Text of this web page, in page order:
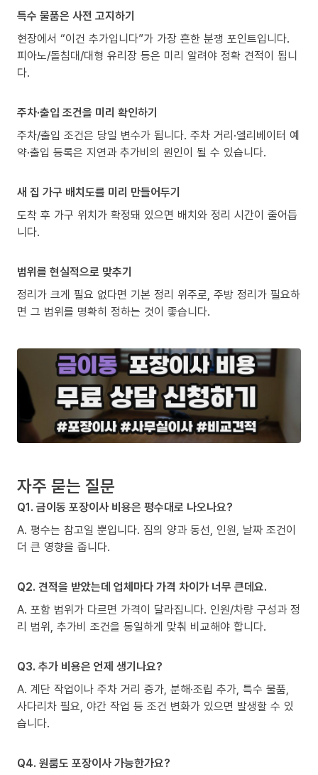
특수 물품은 사전 고지하기
현장에서 “이건 추가입니다”가 가장 흔한 분쟁 포인트입니다.
피아노/돌침대/대형 유리장 등은 미리 알려야 정확 견적이 됩니
다.
주차·출입 조건을 미리 확인하기
주차/출입 조건은 당일 변수가 됩니다. 주차 거리·엘리베이터 예
약·출입 등록은 지연과 추가비의 원인이 될 수 있습니다.
새 집 가구 배치도를 미리 만들어두기
도착 후 가구 위치가 확정돼 있으면 배치와 정리 시간이 줄어듭
니다.
범위를 현실적으로 맞추기
정리가 크게 필요 없다면 기본 정리 위주로, 주방 정리가 필요하
면 그 범위를 명확히 정하는 것이 좋습니다.
자주 묻는 질문
Q1. 금이동 포장이사 비용은 평수대로 나오나요?
A. 평수는 참고일 뿐입니다. 짐의 양과 동선, 인원, 날짜 조건이
더 큰 영향을 줍니다.
Q2. 견적을 받았는데 업체마다 가격 차이가 너무 큰데요.
A. 포함 범위가 다르면 가격이 달라집니다. 인원/차량 구성과 정
리 범위, 추가비 조건을 동일하게 맞춰 비교해야 합니다.
Q3. 추가 비용은 언제 생기나요?
A. 계단 작업이나 주차 거리 증가, 분해·조립 추가, 특수 물품,
사다리차 필요, 야간 작업 등 조건 변화가 있으면 발생할 수 있
습니다.
Q4. 원룸도 포장이사 가능한가요?